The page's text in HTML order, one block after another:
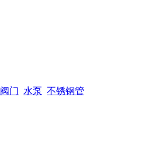
阀门 水泵 不锈钢管